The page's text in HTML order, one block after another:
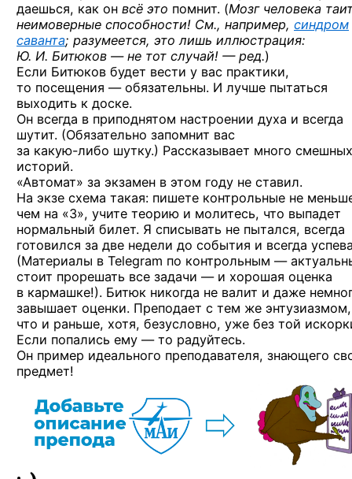
даешься, как он всё это помнит. (Мозг человека
неимоверные способности! См., например, синдром
саванта; разумеется, это лишь иллюстрация:
Ю. И. Битюков — не тот случай! — ред.)
Если Битюков будет вести у вас практики,
то посещения — обязательны. И лучше пытаться
выходить к доске.
Он всегда в приподнятом настроении духа и всегда
шутит. (Обязательно запомнит вас
за какую-либо шутку.) Рассказывает много смешных
историй.
«Автомат» за экзамен в этом году не ставил.
На экзе схема такая: пишете контрольные не
чем на «3», учите теорию и молитесь, что выпадет
нормальный билет. Я списывать не пытался, всегда
готовился за две недели до события и всегда
(Материалы в Telegram по контрольным —
стоит прорешать все задачи — и хорошая оценка
в кармашке!). Битюк никогда не валит и даже
завышает оценки. Преподает с тем же энтузиазмом,
что и раньше, хотя, безусловно, уже без той
Если попались ему — то радуйтесь.
Он пример идеального преподавателя, знающего
предмет!